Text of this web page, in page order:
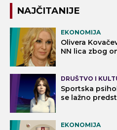
NAJČITANIJE
EKONOMIJA
Olivera
NN lica zbog
DRUŠTVO I
Sportska
se lažno
EKONOMIJA